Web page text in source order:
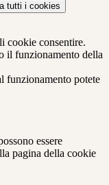
tutti i cookies
cookie consentire.
il funzionamento della
funzionamento potete
essere
pagina della cookie